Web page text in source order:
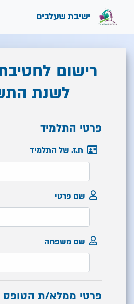
ישיבת שעלבים
רישום
לשנת
פרטי התלמיד
ת.ז. של התלמיד
שם פרטי
שם משפחה
פרטי ממלא/ת הטופס